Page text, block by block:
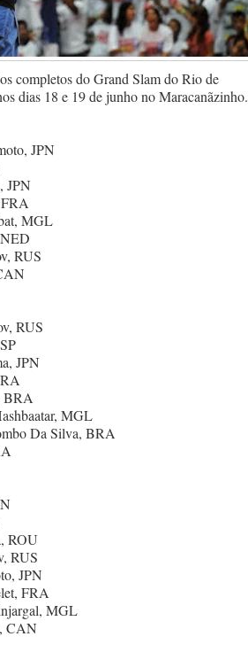
completos do Grand Slam do Rio de
dias 18 e 19 de junho no Maracanãzinho.
JPN
JPN
MGL
RUS
RUS
JPN
BRA
MGL
Da Silva, BRA
ROU
RUS
JPN
FRA
MGL
CAN